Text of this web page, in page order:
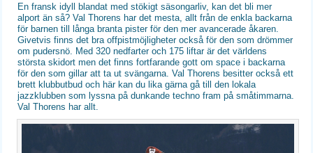
En fransk idyll blandat med stökigt säsongarliv, kan det bli mer
alport än så? Val Thorens har det mesta, allt från de enkla backarna
för barnen till långa branta pister för den mer avancerade åkaren.
Givetvis finns det bra offpistmöjligheter också för den som drömmer
om pudersnö. Med 320 nedfarter och 175 liftar är det världens
största skidort men det finns fortfarande gott om space i backarna
för den som gillar att ta ut svängarna. Val Thorens besitter också ett
brett klubbutbud och här kan du lika gärna gå till den lokala
jazzklubben som lyssna på dunkande techno fram på småtimmarna.
Val Thorens har allt.